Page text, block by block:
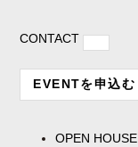
CONTACT
EVENTを申込む
OPEN HOUSE